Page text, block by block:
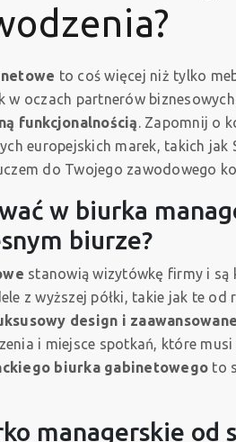
to coś więcej niż tylko
oczach partnerów
funkcjonalnością. Zapomnij o
europejskich marek, takich
do Twojego zawodowego
w biurka
biurze?
stanowią wizytówkę firmy i są
z wyższej półki, takie jak te
design i
i miejsce spotkań, które
biurka gabinetowego to
managerskie